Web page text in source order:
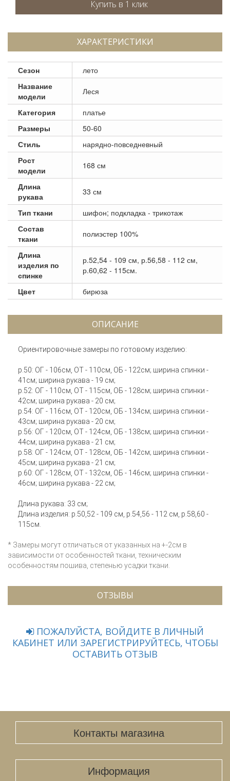
ХАРАКТЕРИСТИКИ
Сезон
лето
Название
модели
Леся
Категория
платье
Размеры
50-60
Стиль
нарядно-повседневный
Рост
модели
168 см
Длина
рукава
33 см
Тип ткани
шифон; подкладка - трикотаж
Состав
ткани
полиэстер 100%
Длина
изделия по
спинке
р.52,54 - 109 см, р.56,58 - 112 см,
р.60,62 - 115см.
Цвет бирюза
ОПИСАНИЕ
Ориентировочные замеры по готовому изделию:
р.50: ОГ - 106см, ОТ - 110см, ОБ - 122см; ширина спинки -
41см; ширина рукава - 19 см;
р.52: ОГ - 110см, ОТ - 115см, ОБ - 128см; ширина спинки -
42см; ширина рукава - 20 см;
р.54: ОГ - 116см, ОТ - 120см, ОБ - 134см; ширина спинки -
43см; ширина рукава - 20 см;
р.56: ОГ - 120см, ОТ - 124см, ОБ - 138см; ширина спинки -
44см; ширина рукава - 21 см;
р.58: ОГ - 124см, ОТ - 128см, ОБ - 142см; ширина спинки -
45см; ширина рукава - 21 см;
р.60: ОГ - 128см, ОТ - 132см, ОБ - 146см; ширина спинки -
46см; ширина рукава - 22 см;
Длина рукава: 33 см;
Длина изделия: р.50,52 - 109 см, р.54,56 - 112 см, р.58,60 -
115см.
* Замеры могут отличаться от указанных на +-2см в
зависимости от особенностей ткани, техническим
особенностям пошива, степенью усадки ткани.
ОТЗЫВЫ
ПОЖАЛУЙСТА, ВОЙДИТЕ В ЛИЧНЫЙ
КАБИНЕТ ИЛИ ЗАРЕГИСТРИРУЙТЕСЬ, ЧТОБЫ
ОСТАВИТЬ ОТЗЫВ
Контакты магазина
Информация